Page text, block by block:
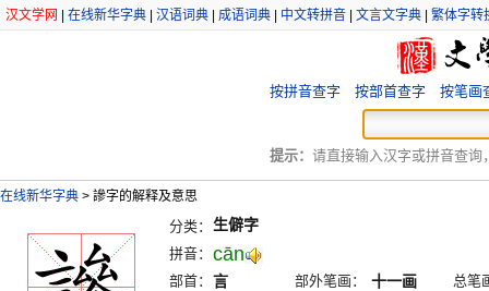
汉文学网 在线新华字典 汉语词典 成语词典 中文转拼音 文言文字典 繁体字转
按拼音查字 按部首查字 按笔画
提示： 请直接输入汉字或拼音查询
在线新华字典 > 謲字的解释及意思
分类： 生僻字
拼音： cān
部首： 言 部外笔画： 十一画
总笔